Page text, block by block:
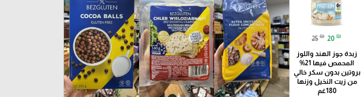
25 ₪ 20 ₪
زبدة جوز الهند واللوز
المحمص فيها 21%
بروتين بدون سكر خالي
من زيت النخيل وزنها
180غم